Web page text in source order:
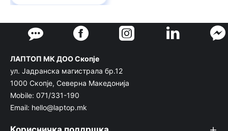
ЛАПТОП МК ДОО Скопје
ул. Јадранска магистрала бр.12
1000 Скопје, Северна Македонија
Mobile: 071/331-190
Email: hello@laptop.mk